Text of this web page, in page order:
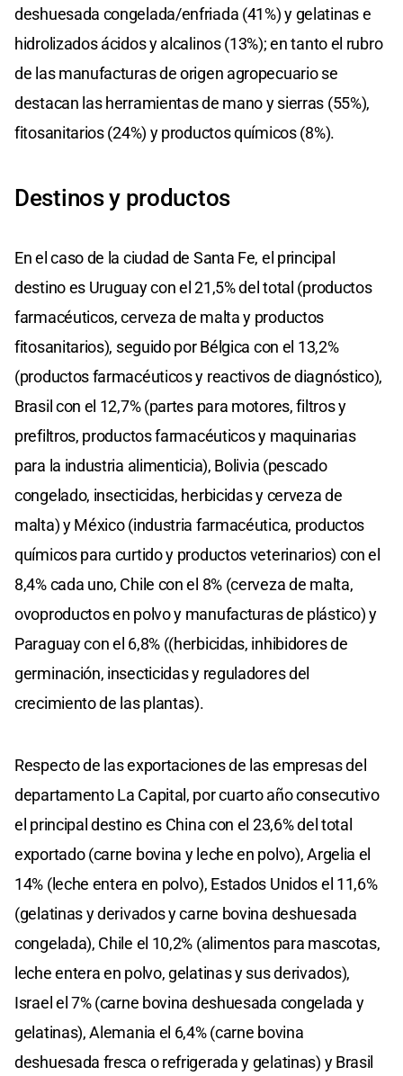
deshuesada congelada/enfriada (41%) y gelatinas e
hidrolizados ácidos y alcalinos (13%); en tanto el rubro
de las manufacturas de origen agropecuario se
destacan las herramientas de mano y sierras (55%),
fitosanitarios (24%) y productos químicos (8%).
Destinos y productos
En el caso de la ciudad de Santa Fe, el principal
destino es Uruguay con el 21,5% del total (productos
farmacéuticos, cerveza de malta y productos
fitosanitarios), seguido por Bélgica con el 13,2%
(productos farmacéuticos y reactivos de diagnóstico),
Brasil con el 12,7% (partes para motores, filtros y
prefiltros, productos farmacéuticos y maquinarias
para la industria alimenticia), Bolivia (pescado
congelado, insecticidas, herbicidas y cerveza de
malta) y México (industria farmacéutica, productos
químicos para curtido y productos veterinarios) con el
8,4% cada uno, Chile con el 8% (cerveza de malta,
ovoproductos en polvo y manufacturas de plástico) y
Paraguay con el 6,8% ((herbicidas, inhibidores de
germinación, insecticidas y reguladores del
crecimiento de las plantas).
Respecto de las exportaciones de las empresas del
departamento La Capital, por cuarto año consecutivo
el principal destino es China con el 23,6% del total
exportado (carne bovina y leche en polvo), Argelia el
14% (leche entera en polvo), Estados Unidos el 11,6%
(gelatinas y derivados y carne bovina deshuesada
congelada), Chile el 10,2% (alimentos para mascotas,
leche entera en polvo, gelatinas y sus derivados),
Israel el 7% (carne bovina deshuesada congelada y
gelatinas), Alemania el 6,4% (carne bovina
deshuesada fresca o refrigerada y gelatinas) y Brasil